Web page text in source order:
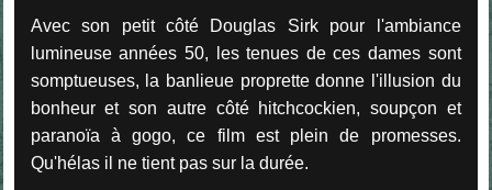
Avec son petit côté Douglas Sirk pour l'ambiance
lumineuse années 50, les tenues de ces dames sont
somptueuses, la banlieue proprette donne l'illusion du
bonheur et son autre côté hitchcockien, soupçon et
paranoïa à gogo, ce film est plein de promesses.
Qu'hélas il ne tient pas sur la durée.